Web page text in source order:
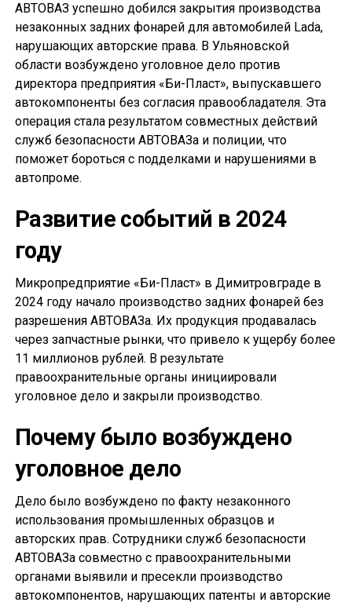
АВТОВАЗ успешно добился закрытия производства
незаконных задних фонарей для автомобилей Lada,
нарушающих авторские права. В Ульяновской
области возбуждено уголовное дело против
директора предприятия «Би-Пласт», выпускавшего
автокомпоненты без согласия правообладателя. Эта
операция стала результатом совместных действий
служб безопасности АВТОВАЗа и полиции, что
поможет бороться с подделками и нарушениями в
автопроме.
Развитие событий в 2024
году
Микропредприятие «Би-Пласт» в Димитровграде в
2024 году начало производство задних фонарей без
разрешения АВТОВАЗа. Их продукция продавалась
через запчастные рынки, что привело к ущербу более
11 миллионов рублей. В результате
правоохранительные органы инициировали
уголовное дело и закрыли производство.
Почему было возбуждено
уголовное дело
Дело было возбуждено по факту незаконного
использования промышленных образцов и
авторских прав. Сотрудники служб безопасности
АВТОВАЗа совместно с правоохранительными
органами выявили и пресекли производство
автокомпонентов, нарушающих патенты и авторские